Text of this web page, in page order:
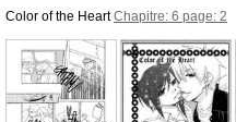
Color of the HeartChapitre: 6 page: 2